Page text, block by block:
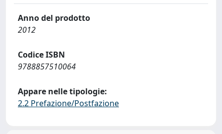
Anno del prodotto
2012
Codice ISBN
9788857510064
Appare nelle tipologie:
2.2 Prefazione/Postfazione